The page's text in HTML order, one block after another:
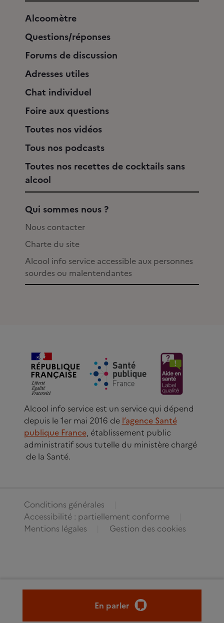
En parler
Alcoomètre
Questions/réponses
Forums de discussion
Adresses utiles
Chat individuel
Foire aux questions
Toutes nos vidéos
Tous nos podcasts
Toutes nos recettes de cocktails sans
alcool
Qui sommes nous ?
Nous contacter
Charte du site
Alcool info service accessible aux personnes
sourdes ou malentendantes
Alcool info service est un service qui dépend
depuis le 1er mai 2016 de l’agence Santé
publique France, établissement public
administratif sous tutelle du ministère chargé
de la Santé.
Conditions générales
Accessibilité : partiellement conforme
Mentions légales
Gestion des cookies